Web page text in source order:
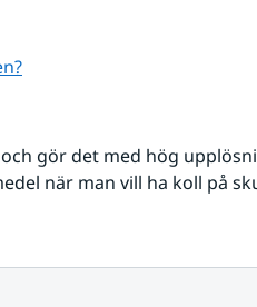
gör det med hög
när man vill ha koll på